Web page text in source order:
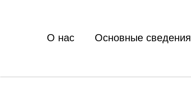
О нас Основные сведения